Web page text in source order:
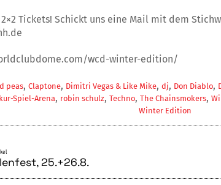
2×2 Tickets! Schickt uns eine Mail mit dem
wcd-winter-edition/
peas,Claptone, Dimitri Vegas & Like Mike,dj, Don Diablo,
Spiel-Arena, robin schulz,Techno,The Chainsmokers,
Winter Edition
25.+26.8.